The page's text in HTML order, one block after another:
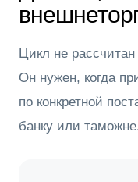
Цикл не
Он нужен, когда
по конкретной
банку или